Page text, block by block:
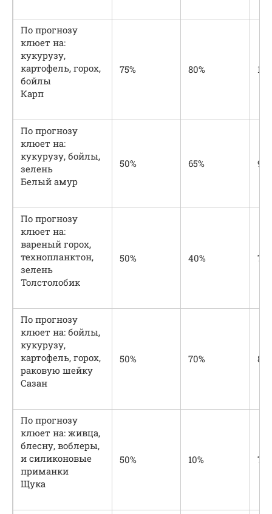
По прогнозу
клюет на:
кукурузу,
картофель, горох,
бойлы
Карп
75% 80%
По прогнозу
клюет на:
кукурузу, бойлы,
зелень
Белый амур
50% 65%
По прогнозу
клюет на:
вареный горох,
технопланктон,
зелень
Толстолобик
50% 40%
По прогнозу
клюет на: бойлы,
кукурузу,
картофель, горох,
раковую шейку
Сазан
50% 70%
По прогнозу
клюет на: живца,
блесну, воблеры,
и силиконовые
приманки
Щука
50% 10%